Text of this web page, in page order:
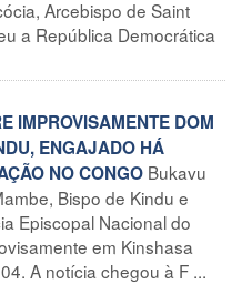
Arcebispo de Saint
a República Democrática
IMPROVISAMENTE DOM
ENGAJADO HÁ
NO CONGO Bukavu
Bispo de Kindu e
Episcopal Nacional do
em Kinshasa
A notícia chegou à F ...